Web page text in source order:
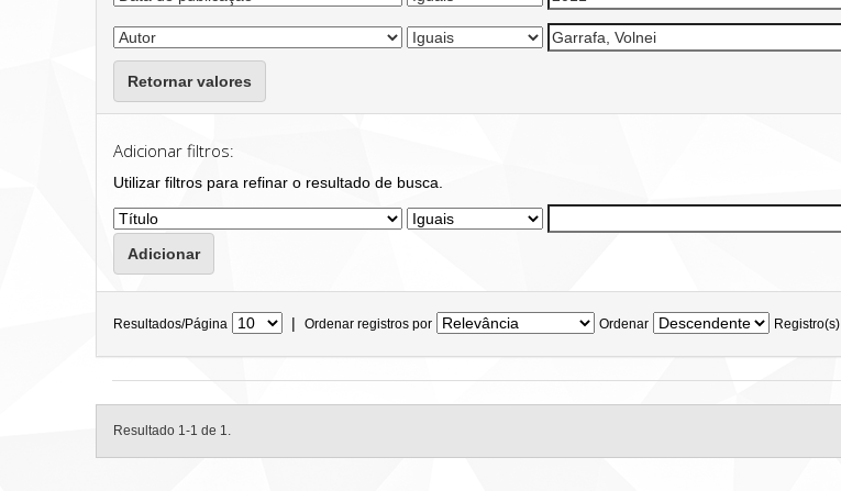
Retornar valores
Adicionar filtros:
Utilizar filtros para refinar o resultado de busca.
Resultados/Página | Ordenar registros por Ordenar Registro(s)
Resultado 1-1 de 1.